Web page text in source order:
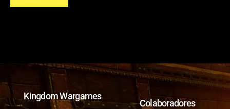
Kingdom Wargames
Colaboradores